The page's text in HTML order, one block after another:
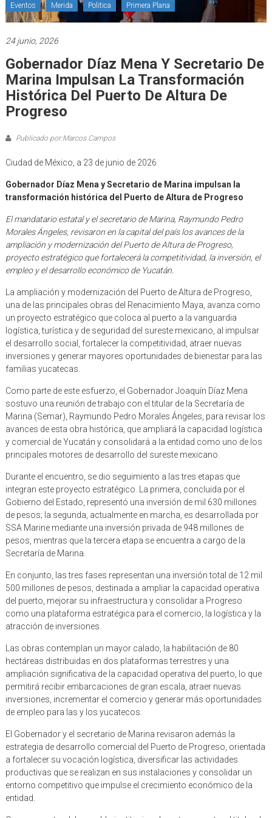
Eventos Merida Politica Primera Plana
24 junio, 2026
Gobernador Díaz Mena Y Secretario De
Marina Impulsan La Transformación
Histórica Del Puerto De Altura De
Progreso
Publicado por:Marcos Campos
Ciudad de México, a 23 de junio de 2026
Gobernador Díaz Mena y Secretario de Marina impulsan la
transformación histórica del Puerto de Altura de Progreso
El mandatario estatal y el secretario de Marina, Raymundo Pedro
Morales Ángeles, revisaron en la capital del país los avances de la
ampliación y modernización del Puerto de Altura de Progreso,
proyecto estratégico que fortalecerá la competitividad, la inversión, el
empleo y el desarrollo económico de Yucatán.
La ampliación y modernización del Puerto de Altura de Progreso,
una de las principales obras del Renacimiento Maya, avanza como
un proyecto estratégico que coloca al puerto a la vanguardia
logística, turística y de seguridad del sureste mexicano, al impulsar
el desarrollo social, fortalecer la competitividad, atraer nuevas
inversiones y generar mayores oportunidades de bienestar para las
familias yucatecas.
Como parte de este esfuerzo, el Gobernador Joaquín Díaz Mena
sostuvo una reunión de trabajo con el titular de la Secretaría de
Marina (Semar), Raymundo Pedro Morales Ángeles, para revisar los
avances de esta obra histórica, que ampliará la capacidad logística
y comercial de Yucatán y consolidará a la entidad como uno de los
principales motores de desarrollo del sureste mexicano.
Durante el encuentro, se dio seguimiento a las tres etapas que
integran este proyecto estratégico. La primera, concluida por el
Gobierno del Estado, representó una inversión de mil 630 millones
de pesos; la segunda, actualmente en marcha, es desarrollada por
SSA Marine mediante una inversión privada de 948 millones de
pesos, mientras que la tercera etapa se encuentra a cargo de la
Secretaría de Marina.
En conjunto, las tres fases representan una inversión total de 12 mil
500 millones de pesos, destinada a ampliar la capacidad operativa
del puerto, mejorar su infraestructura y consolidar a Progreso
como una plataforma estratégica para el comercio, la logística y la
atracción de inversiones.
Las obras contemplan un mayor calado, la habilitación de 80
hectáreas distribuidas en dos plataformas terrestres y una
ampliación significativa de la capacidad operativa del puerto, lo que
permitirá recibir embarcaciones de gran escala, atraer nuevas
inversiones, incrementar el comercio y generar más oportunidades
de empleo para las y los yucatecos.
El Gobernador y el secretario de Marina revisaron además la
estrategia de desarrollo comercial del Puerto de Progreso, orientada
a fortalecer su vocación logística, diversificar las actividades
productivas que se realizan en sus instalaciones y consolidar un
entorno competitivo que impulse el crecimiento económico de la
entidad.